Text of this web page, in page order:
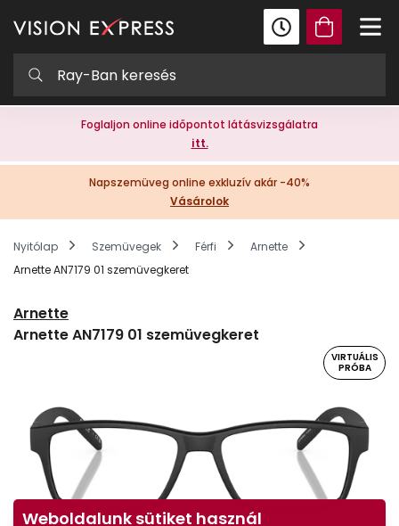
Foglaljon online időpontot látásvizsgálatra
itt.
Napszemüveg online exkluzív akár -40%
Vásárolok
Nyitólap Szemüvegek Férfi
Arnette
Arnette AN7179 01 szemüvegkeret
Arnette
Arnette AN7179 01 szemüvegkeret
VIRTUÁLIS
PRÓBA
Weboldalunk sütiket használ